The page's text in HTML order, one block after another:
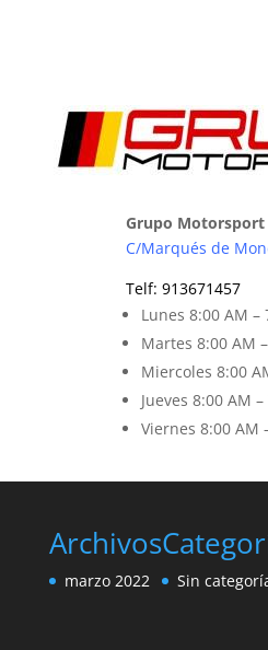
Grupo Motorsport
C/Marqués de
Telf: 913671457
Lunes 8:00 AM –
Martes 8:00 AM
Miercoles 8:00
Jueves 8:00 AM
Viernes 8:00 AM
Archivos
marzo 2022 Sin